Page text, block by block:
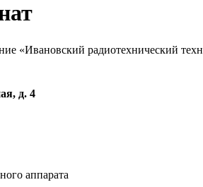
«Ивановский радиотехнический
д. 4
аппарата